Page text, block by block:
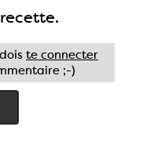
te connecter
;-)